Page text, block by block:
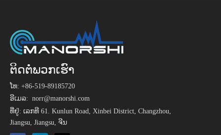
ຕິດຕໍ່ພວກເຮົາ
ໂທ: +86-519-89185720
ອີເມລ: norr@manorshi.com
ທີ່ຢູ່: ເລກທີ 61. Kunlun Road, Xinbei District, Changzhou,
Jiangsu, Jiangsu, ຈີນ